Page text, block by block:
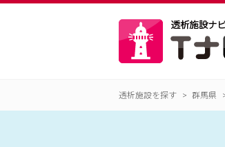
透析施設を探す 群馬県